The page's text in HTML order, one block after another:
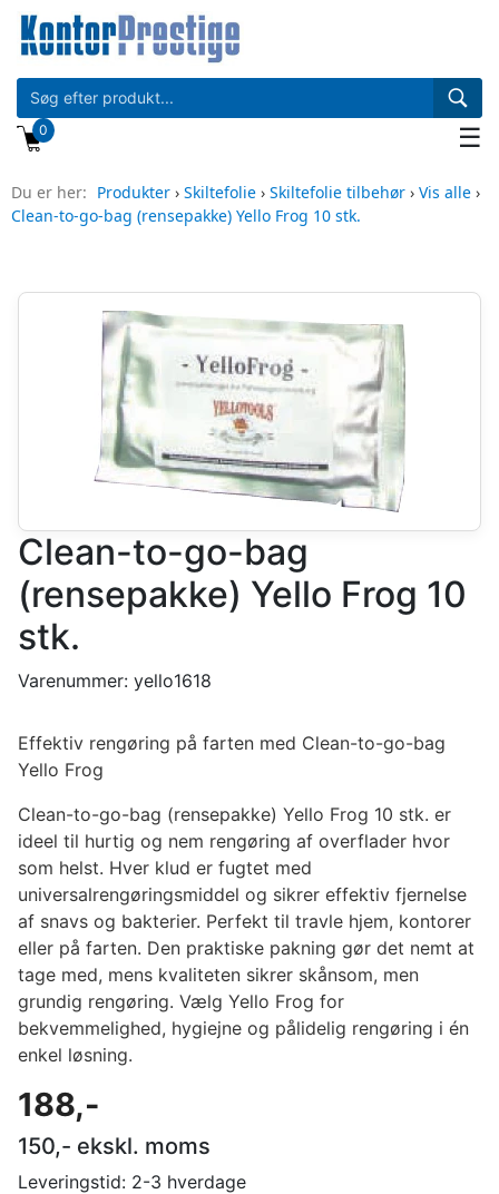
0 ☰
Du er her: Produkter › Skiltefolie › Skiltefolie tilbehør › Vis alle ›
Clean-to-go-bag (rensepakke) Yello Frog 10 stk.
Clean-to-go-bag
(rensepakke) Yello Frog 10
stk.
Varenummer: yello1618
Effektiv rengøring på farten med Clean-to-go-bag
Yello Frog
Clean-to-go-bag (rensepakke) Yello Frog 10 stk. er
ideel til hurtig og nem rengøring af overflader hvor
som helst. Hver klud er fugtet med
universalrengøringsmiddel og sikrer effektiv fjernelse
af snavs og bakterier. Perfekt til travle hjem, kontorer
eller på farten. Den praktiske pakning gør det nemt at
tage med, mens kvaliteten sikrer skånsom, men
grundig rengøring. Vælg Yello Frog for
bekvemmelighed, hygiejne og pålidelig rengøring i én
enkel løsning.
188,-
150,- ekskl. moms
Leveringstid: 2-3 hverdage